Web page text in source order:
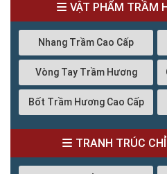
VẬT PHẨM TRẦM
Nhang Trầm Cao Cấp
Vòng Tay Trầm Hương
Bốt Trầm Hương Cao Cấp
TRANH TRÚC